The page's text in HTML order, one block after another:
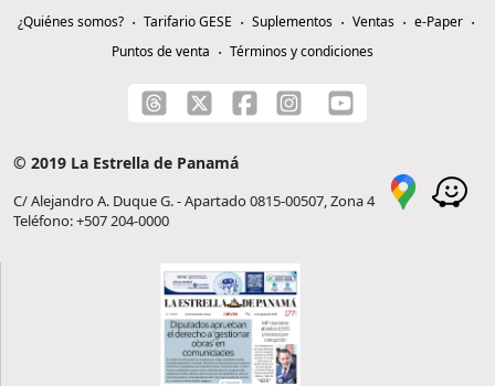
¿Quiénes somos? Tarifario GESE Suplementos Ventas
e-Paper
Puntos de venta
Términos y condiciones
© 2019 La Estrella de Panamá
C/ Alejandro A. Duque G. - Apartado 0815-00507, Zona 4
Teléfono: +507 204-0000